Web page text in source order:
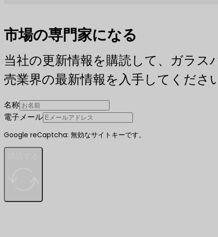
市場の専門家になる
当社の更新情報を購読して、ガラス
売業界の最新情報を入手してくださ
名称
電子メール
Google reCaptcha: 無効なサイトキーです。